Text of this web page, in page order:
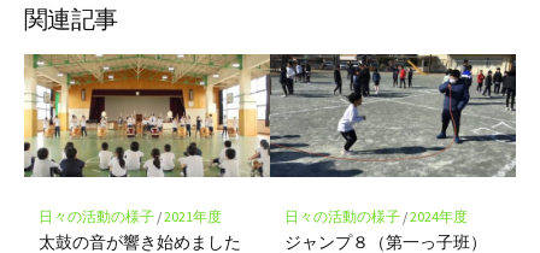
ア
ク
マ
ー
ク
に
保
存
関連記事
日々の活動の様子/2021年度
太鼓の音が響き始めました
日々の活動の様子/2024年度
ジャンプ８（第一っ子班）